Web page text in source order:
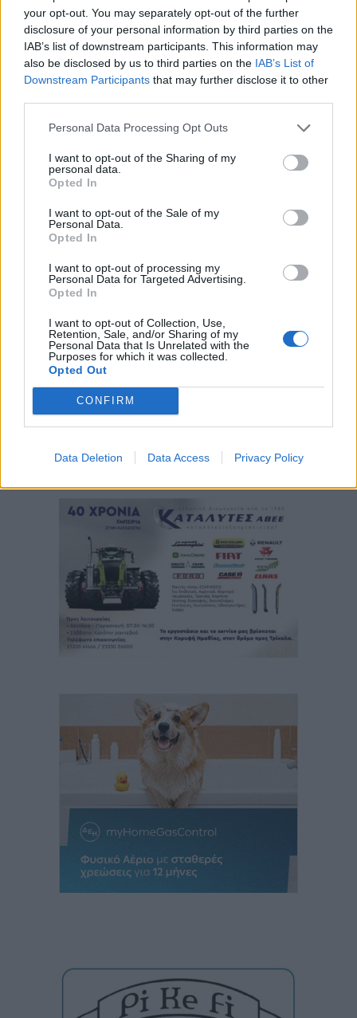
your opt-out. You may separately opt-out of the further
disclosure of your personal information by third parties on the
IAB’s list of downstream participants. This information may
also be disclosed by us to third parties on the IAB’s List of
Downstream Participants that may further disclose it to other
Personal Data Processing Opt Outs
I want to opt-out of the Sharing of my
personal data.
Opted In
I want to opt-out of the Sale of my
Personal Data.
Opted In
I want to opt-out of processing my
Personal Data for Targeted Advertising.
Opted In
I want to opt-out of Collection, Use,
Retention, Sale, and/or Sharing of my
Personal Data that Is Unrelated with the
Purposes for which it was collected.
Opted Out
CONFIRM
Data Deletion Data Access Privacy Policy